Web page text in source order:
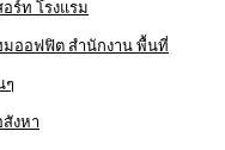
อร์ท โรงแรม
มออฟฟิต สำนักงาน พื้นที่
ๆ
งหา